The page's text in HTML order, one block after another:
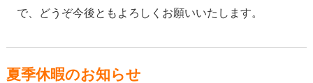
で、どうぞ今後ともよろしくお願いいたします。
夏季休暇のお知らせ